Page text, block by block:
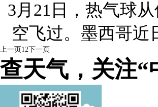
3月21日，热气球
空飞过。墨西哥近
上一页12下一页
查天气，关注“